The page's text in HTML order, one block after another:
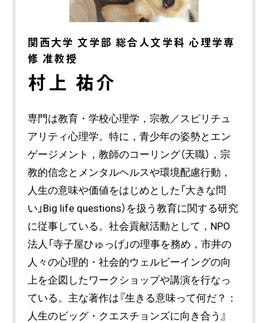
関西大学 文学部 総合人文学科 心理学専
修 准教授
村上 祐介
専門は教育・学校心理学，宗教／スピリチュ
アリティ心理学。特に，青少年の姿勢とエン
ゲージメント，教師のコーリング（天職），宗
教的信念とメンタルヘルスや環境配慮行動，
人生の意味や価値をはじめとした「大きな問
い」Big life questions）を扱う教育に関する研究
に従事している。社会貢献活動として，NPO
法人「寺子屋ひゅっげ」の理事を務め，市井の
人々の心理的・社会的ウェルビーイングの向
上を企図したワークショップや講演を行なっ
ている。主な著作は『生きる意味って何だ？：
人生のビッグ・クエスチョンズに向き合う』